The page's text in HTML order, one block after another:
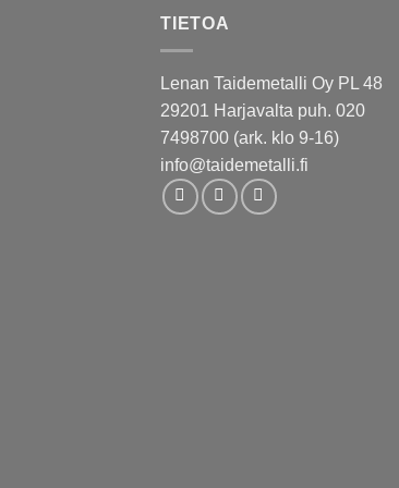
TIETOA
Lenan Taidemetalli Oy PL 48
29201 Harjavalta puh. 020
7498700 (ark. klo 9-16)
info@taidemetalli.fi